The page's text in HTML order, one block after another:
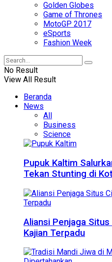
Golden Globes
Game of Thrones
MotoGP 2017
eSports
Fashion Week
No Result
View All Result
Beranda
News
All
Business
Science
Pupuk Kaltim
Tekan Stunting di
Aliansi Penjaga
Kajian Terpadu